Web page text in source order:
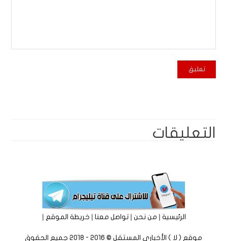
التعليقات
الرئيسية|من نحن|تواصل معنا|خريطة الموقع |
موقع ( لا ) الأخباري المستقل © 2016 - 2018 جميع الحقوق